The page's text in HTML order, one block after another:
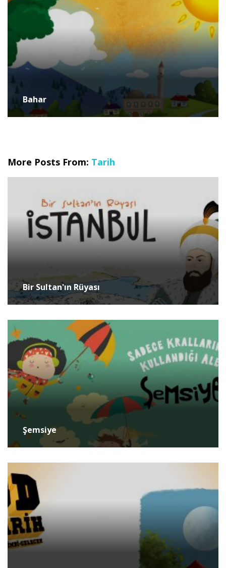
Bahar
More Posts From: Tarih
Bir Sultan'ın Rüyası
Şemsiye